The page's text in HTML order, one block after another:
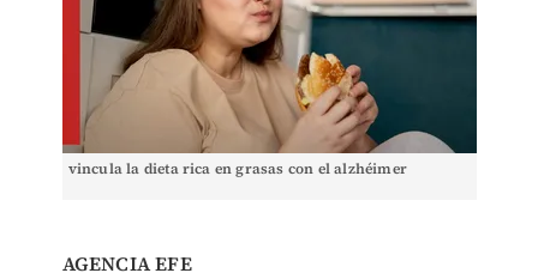
vincula la dieta rica en grasas con el alzhéimer
AGENCIA EFE